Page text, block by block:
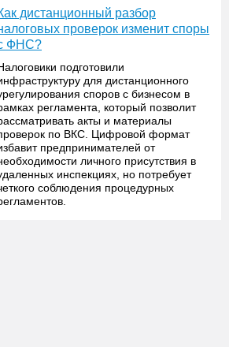
дистанционный разбор
проверок изменит споры
ФНС?
подготовили
для дистанционного
споров с бизнесом в
регламента, который позволит
акты и материалы
по ВКС. Цифровой формат
предпринимателей от
личного присутствия в
инспекциях, но потребует
соблюдения процедурных